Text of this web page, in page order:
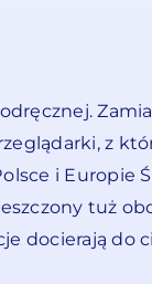
z
i
tuż
docierają